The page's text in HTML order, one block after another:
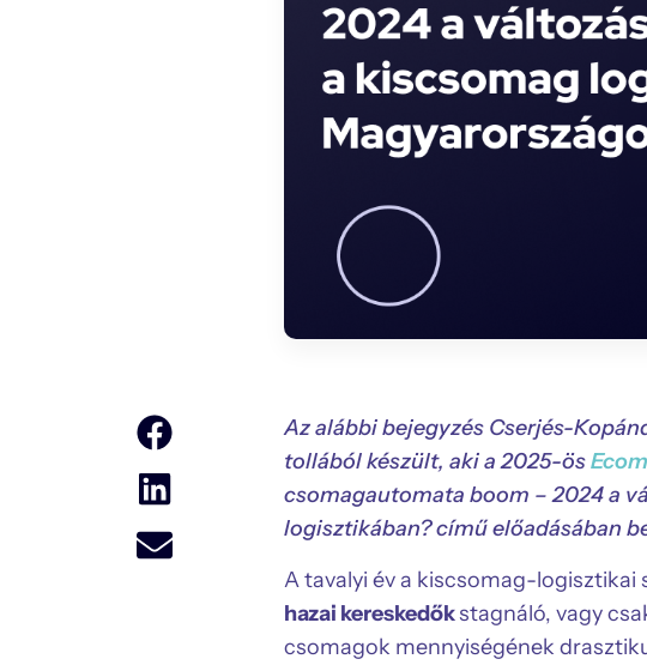
Az alábbi bejegyzés Cserjés-
tollából készült, aki a 2025-ös
csomagautomata boom – 2024 a
logisztikában? című előadásában
A tavalyi év a kiscsomag-
hazai kereskedőkstagnáló, vagy
csomagok mennyiségének